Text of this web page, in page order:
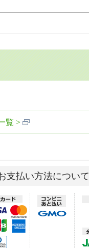
覧
支払い方法について